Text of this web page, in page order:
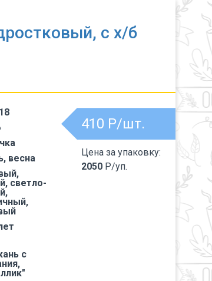
с х/б
весна
светло-
с
410 Р/шт.
Цена за упаковку:
2050 Р/уп.